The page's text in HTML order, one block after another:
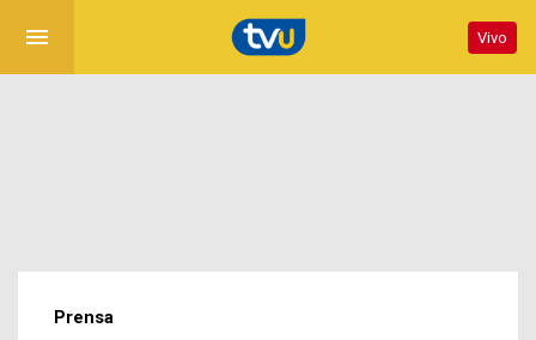
menu Vivo
Prensa